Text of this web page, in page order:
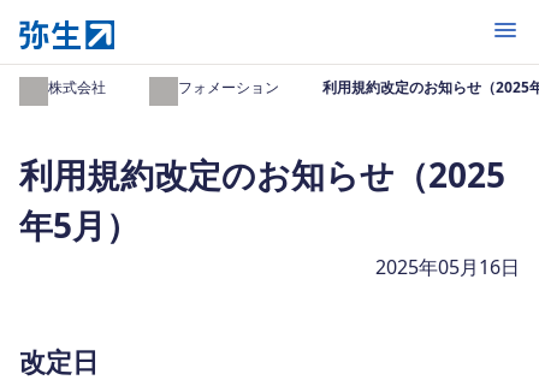
開く
弥生株式会社 インフォメーション 利用規約改定のお知らせ（2025
利用規約改定のお知らせ（2025
年5月）
2025年05月16日
改定日